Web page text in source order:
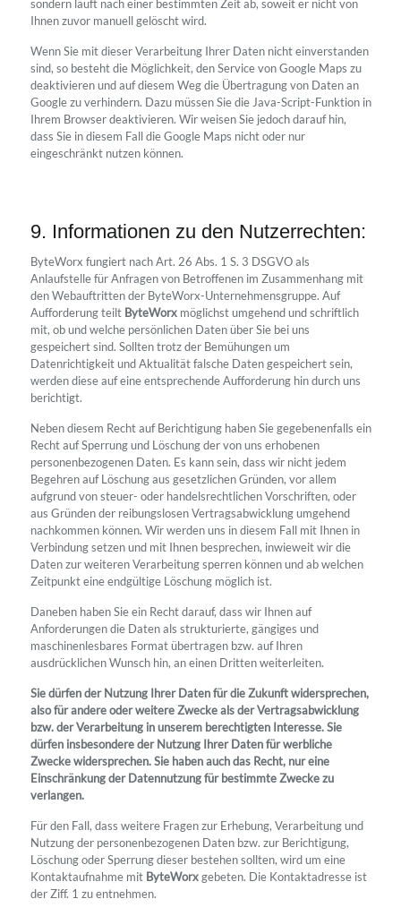
sondern läuft nach einer bestimmten Zeit ab, soweit er nicht von
Ihnen zuvor manuell gelöscht wird.
Wenn Sie mit dieser Verarbeitung Ihrer Daten nicht einverstanden
sind, so besteht die Möglichkeit, den Service von Google Maps zu
deaktivieren und auf diesem Weg die Übertragung von Daten an
Google zu verhindern. Dazu müssen Sie die Java-Script-Funktion in
Ihrem Browser deaktivieren. Wir weisen Sie jedoch darauf hin,
dass Sie in diesem Fall die Google Maps nicht oder nur
eingeschränkt nutzen können.
9. Informationen zu den Nutzerrechten:
ByteWorx fungiert nach Art. 26 Abs. 1 S. 3 DSGVO als
Anlaufstelle für Anfragen von Betroffenen im Zusammenhang mit
den Webauftritten der ByteWorx-Unternehmensgruppe. Auf
Aufforderung teilt ByteWorxmöglichst umgehend und schriftlich
mit, ob und welche persönlichen Daten über Sie bei uns
gespeichert sind. Sollten trotz der Bemühungen um
Datenrichtigkeit und Aktualität falsche Daten gespeichert sein,
werden diese auf eine entsprechende Aufforderung hin durch uns
berichtigt.
Neben diesem Recht auf Berichtigung haben Sie gegebenenfalls ein
Recht auf Sperrung und Löschung der von uns erhobenen
personenbezogenen Daten. Es kann sein, dass wir nicht jedem
Begehren auf Löschung aus gesetzlichen Gründen, vor allem
aufgrund von steuer- oder handelsrechtlichen Vorschriften, oder
aus Gründen der reibungslosen Vertragsabwicklung umgehend
nachkommen können. Wir werden uns in diesem Fall mit Ihnen in
Verbindung setzen und mit Ihnen besprechen, inwieweit wir die
Daten zur weiteren Verarbeitung sperren können und ab welchen
Zeitpunkt eine endgültige Löschung möglich ist.
Daneben haben Sie ein Recht darauf, dass wir Ihnen auf
Anforderungen die Daten als strukturierte, gängiges und
maschinenlesbares Format übertragen bzw. auf Ihren
ausdrücklichen Wunsch hin, an einen Dritten weiterleiten.
Sie dürfen der Nutzung Ihrer Daten für die Zukunft widersprechen,
also für andere oder weitere Zwecke als der Vertragsabwicklung
bzw. der Verarbeitung in unserem berechtigten Interesse. Sie
dürfen insbesondere der Nutzung Ihrer Daten für werbliche
Zwecke widersprechen. Sie haben auch das Recht, nur eine
Einschränkung der Datennutzung für bestimmte Zwecke zu
verlangen.
Für den Fall, dass weitere Fragen zur Erhebung, Verarbeitung und
Nutzung der personenbezogenen Daten bzw. zur Berichtigung,
Löschung oder Sperrung dieser bestehen sollten, wird um eine
Kontaktaufnahme mit ByteWorxgebeten. Die Kontaktadresse ist
der Ziff. 1 zu entnehmen.